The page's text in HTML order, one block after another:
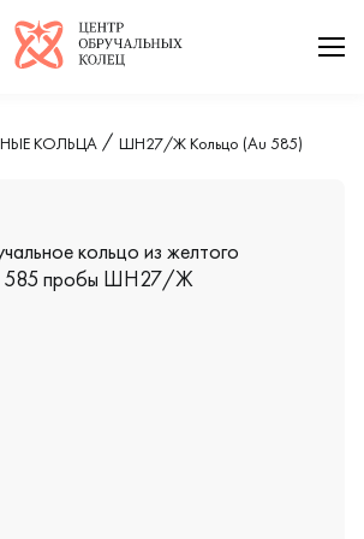
Логотип компании
КОЛЬЦА ШН27/Ж Кольцо (Au 585)